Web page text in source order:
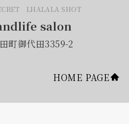
LHALALA SHOT
salon
町御代田3359-2
HOME PAGE